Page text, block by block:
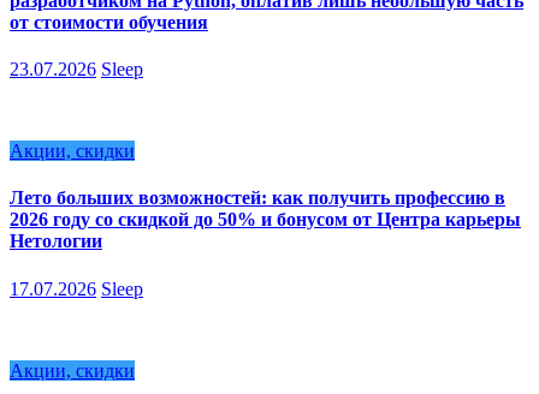
от стоимости обучения
23.07.2026 Sleep
Акции, скидки
Лето больших возможностей: как получить профессию в
2026 году со скидкой до 50% и бонусом от Центра карьеры
Нетологии
17.07.2026 Sleep
Акции, скидки